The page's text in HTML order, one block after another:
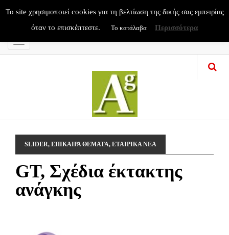
Menu
SLIDER, ΕΠΙΚΑΙΡΑ ΘΕΜΑΤΑ, ΕΤΑΙΡΙΚΑ ΝΕΑ
GT, Σχέδια έκτακτης
ανάγκης
To site χρησιμοποιεί cookies για τη βελτίωση της δικής σας εμπειρίας
όταν το επισκέπτεστε.
Το κατάλαβα Περισσότερα